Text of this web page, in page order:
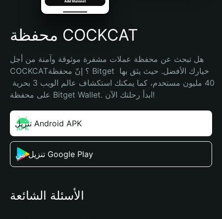
Español (Argentina)
محفظة COCKCAT
هل تبحث عن محفظة عملات مشفرة موثوقة وآمنة من أجل
COCKCAT؟ إنّ محفظة Bitget خيارك الأفضل. حيث يثق بها
على محفظة Bitget Wallet. ابدأ رحلتك الآن!
تنزيل Android APK
تنزيل من Google Play
الأسئلة الشائعة